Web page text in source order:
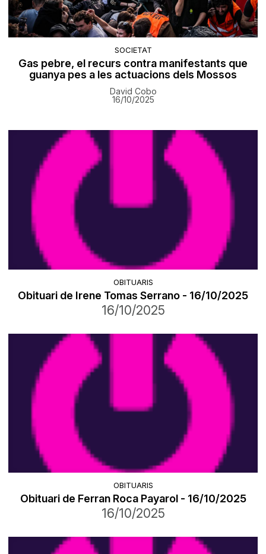
SOCIETAT
Gas pebre, el recurs contra manifestants que
guanya pes a les actuacions dels Mossos
David Cobo
16/10/2025
OBITUARIS
Obituari de Irene Tomas Serrano - 16/10/2025
16/10/2025
OBITUARIS
Obituari de Ferran Roca Payarol - 16/10/2025
16/10/2025